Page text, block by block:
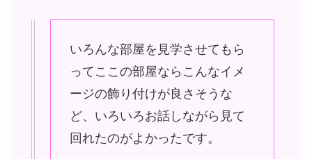
いろんな部屋を見学させてもら
ってここの部屋ならこんなイメ
ージの飾り付けが良さそうな
ど、いろいろお話しながら見て
回れたのがよかったです。